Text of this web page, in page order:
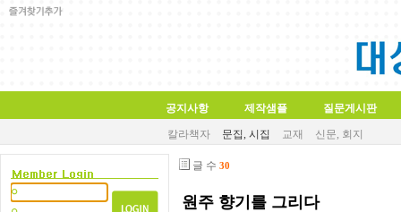
공지사항 제작샘플 질문게시판
칼라책자 문집, 시집 교재 신문, 회지
글 수 30
원주 향기를 그리다